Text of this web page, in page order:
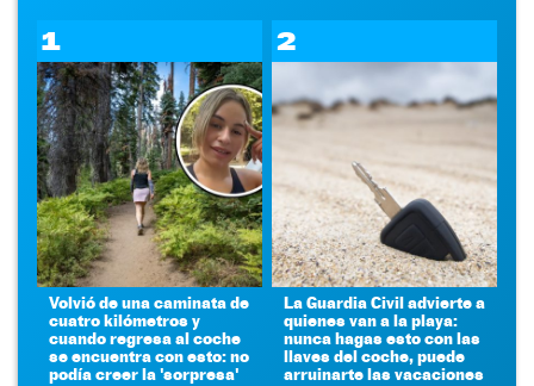
1
Volvió de una caminata de
cuatro kilómetros y
cuando regresa al coche
se encuentra con esto: no
podía creer la 'sorpresa'
2
La Guardia Civil advierte a
quienes van a la playa:
nunca hagas esto con las
llaves del coche, puede
arruinarte las vacaciones